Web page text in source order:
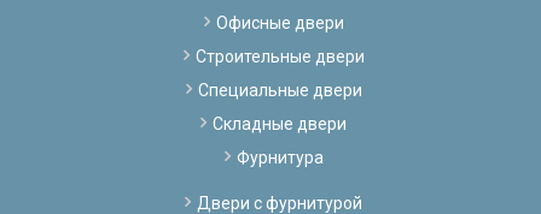
Офисные двери
Строительные двери
Специальные двери
Складные двери
Фурнитура
Двери с фурнитурой